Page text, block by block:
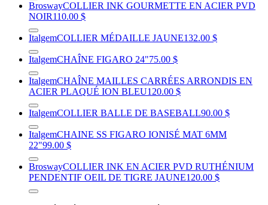
BroswayCOLLIER INK GOURMETTE EN ACIER PVD
NOIR110.00 $
ItalgemCOLLIER MÉDAILLE JAUNE132.00 $
ItalgemCHAÎNE FIGARO 24"75.00 $
ItalgemCHAÎNE MAILLES CARRÉES ARRONDIS EN
ACIER PLAQUÉ ION BLEU120.00 $
ItalgemCOLLIER BALLE DE BASEBALL90.00 $
ItalgemCHAINE SS FIGARO IONISÉ MAT 6MM
22"99.00 $
BroswayCOLLIER INK EN ACIER PVD RUTHÉNIUM
PENDENTIF OEIL DE TIGRE JAUNE120.00 $